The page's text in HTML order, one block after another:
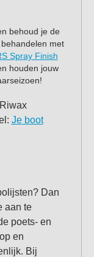
behoud je de
met
Spray Finish
houden jouw
Je boot
Dan
aan te
poets- en
en
Bij